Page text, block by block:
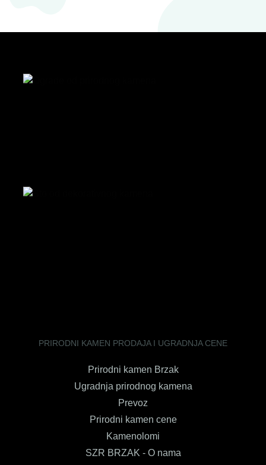
PRIRODNI KAMEN PRODAJA I UGRADNJA CENE
Prirodni kamen Brzak
Ugradnja prirodnog kamena
Prevoz
Prirodni kamen cene
Kamenolomi
SZR BRZAK - O nama